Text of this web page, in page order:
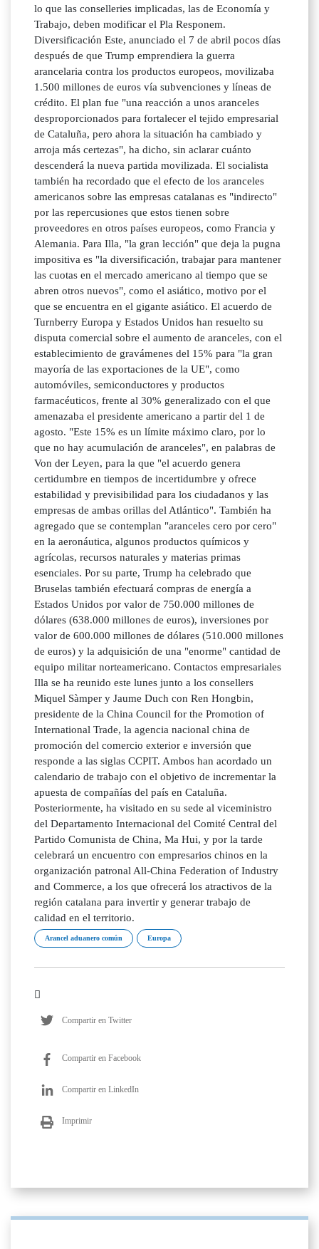
lo que las conselleries implicadas, las de Economía y
Trabajo, deben modificar el Pla Responem.
Diversificación Este, anunciado el 7 de abril pocos días
después de que Trump emprendiera la guerra
arancelaria contra los productos europeos, movilizaba
1.500 millones de euros vía subvenciones y líneas de
crédito. El plan fue "una reacción a unos aranceles
desproporcionados para fortalecer el tejido empresarial
de Cataluña, pero ahora la situación ha cambiado y
arroja más certezas", ha dicho, sin aclarar cuánto
descenderá la nueva partida movilizada. El socialista
también ha recordado que el efecto de los aranceles
americanos sobre las empresas catalanas es "indirecto"
por las repercusiones que estos tienen sobre
proveedores en otros países europeos, como Francia y
Alemania. Para Illa, "la gran lección" que deja la pugna
impositiva es "la diversificación, trabajar para mantener
las cuotas en el mercado americano al tiempo que se
abren otros nuevos", como el asiático, motivo por el
que se encuentra en el gigante asiático. El acuerdo de
Turnberry Europa y Estados Unidos han resuelto su
disputa comercial sobre el aumento de aranceles, con el
establecimiento de gravámenes del 15% para "la gran
mayoría de las exportaciones de la UE", como
automóviles, semiconductores y productos
farmacéuticos, frente al 30% generalizado con el que
amenazaba el presidente americano a partir del 1 de
agosto. "Este 15% es un límite máximo claro, por lo
que no hay acumulación de aranceles", en palabras de
Von der Leyen, para la que "el acuerdo genera
certidumbre en tiempos de incertidumbre y ofrece
estabilidad y previsibilidad para los ciudadanos y las
empresas de ambas orillas del Atlántico". También ha
agregado que se contemplan "aranceles cero por cero"
en la aeronáutica, algunos productos químicos y
agrícolas, recursos naturales y materias primas
esenciales. Por su parte, Trump ha celebrado que
Bruselas también efectuará compras de energía a
Estados Unidos por valor de 750.000 millones de
dólares (638.000 millones de euros), inversiones por
valor de 600.000 millones de dólares (510.000 millones
de euros) y la adquisición de una "enorme" cantidad de
equipo militar norteamericano. Contactos empresariales
Illa se ha reunido este lunes junto a los consellers
Miquel Sàmper y Jaume Duch con Ren Hongbin,
presidente de la China Council for the Promotion of
International Trade, la agencia nacional china de
promoción del comercio exterior e inversión que
responde a las siglas CCPIT. Ambos han acordado un
calendario de trabajo con el objetivo de incrementar la
apuesta de compañías del país en Cataluña.
Posteriormente, ha visitado en su sede al viceministro
del Departamento Internacional del Comité Central del
Partido Comunista de China, Ma Hui, y por la tarde
celebrará un encuentro con empresarios chinos en la
organización patronal All-China Federation of Industry
and Commerce, a los que ofrecerá los atractivos de la
región catalana para invertir y generar trabajo de
calidad en el territorio.
Arancel aduanero común Europa
Compartir en Twitter
Compartir en Facebook
Compartir en LinkedIn
Imprimir